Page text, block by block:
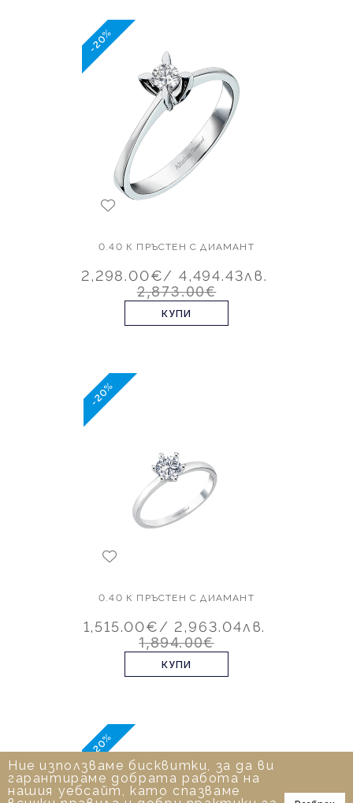
-20%
0.40 К ПРЪСТЕН С ДИАМАНТ
2,298.00€/ 4,494.43лв.
2,873.00€
КУПИ
-20%
0.40 К ПРЪСТЕН С ДИАМАНТ
1,515.00€/ 2,963.04лв.
1,894.00€
КУПИ
-20%
Ние използваме бисквитки, за да ви
гарантираме добрата работа на
нашия уебсайт, като спазваме